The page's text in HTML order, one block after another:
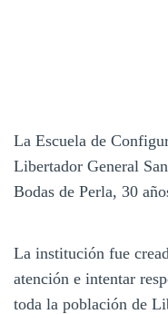
La Escuela de
Libertador General
Bodas de Perla, 30
La institución fue
atención e intentar
toda la población de